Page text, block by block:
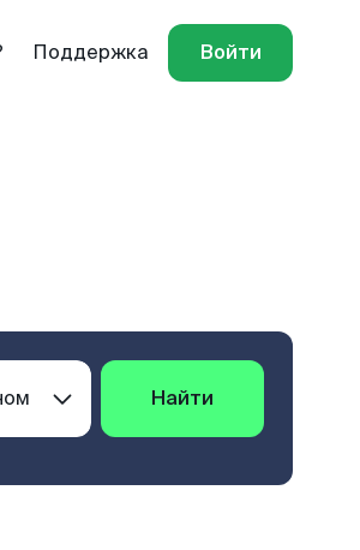
Поддержка Войти
Найти